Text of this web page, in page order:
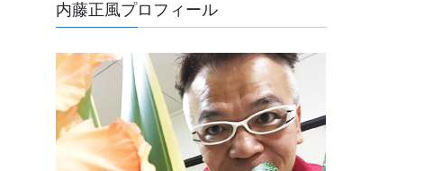
内藤正風プロフィール